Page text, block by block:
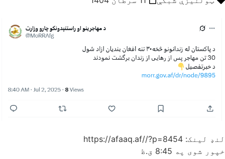
لنډ لینک: https://afaaq.af//?p=8454
خپور شوی په 8:45 ق.ظ